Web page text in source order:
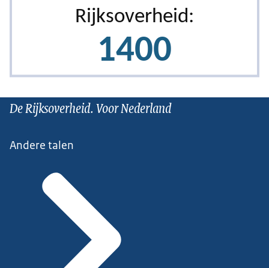
De Rijksoverheid. Voor Nederland
Andere talen